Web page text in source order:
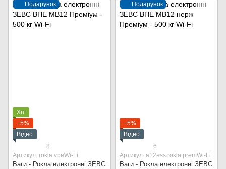
Подарунок
Хіт
−5%
Відео
8
Артикул: rokla.vpeWi-Fi
Ваги - Рокла електронні ЗЕВС
Подарунок
−5%
Відео
6
Артикул: a12ess.rokla.premWi-Fi
Ваги - Рокла електронні ЗЕВС